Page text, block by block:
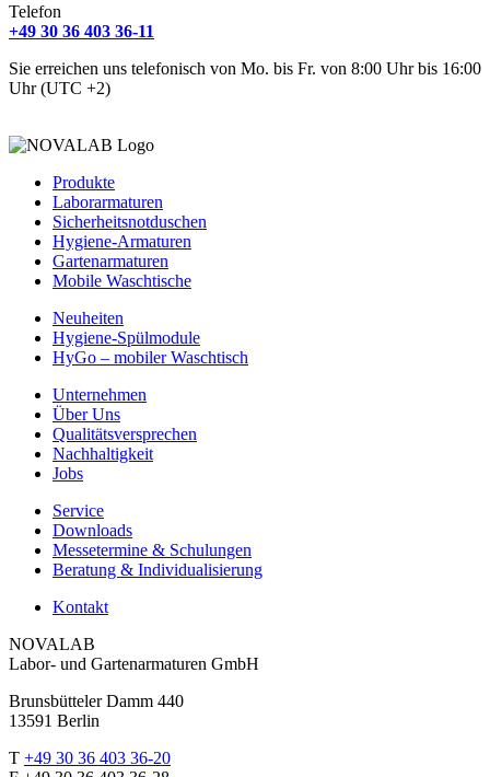
Telefon
+49 30 36 403 36-11
Sie erreichen uns telefonisch von Mo. bis Fr. von 8:00 Uhr bis 16:00
Uhr (UTC +2)
Produkte
Laborarmaturen
Sicherheitsnotduschen
Hygiene-Armaturen
Gartenarmaturen
Mobile Waschtische
Neuheiten
Hygiene-Spülmodule
HyGo – mobiler Waschtisch
Unternehmen
Über Uns
Qualitätsversprechen
Nachhaltigkeit
Jobs
Service
Downloads
Messetermine & Schulungen
Beratung & Individualisierung
Kontakt
NOVALAB
Labor- und Gartenarmaturen GmbH
Brunsbütteler Damm 440
13591 Berlin
T +49 30 36 403 36-20